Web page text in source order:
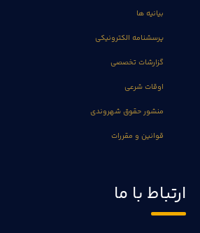
بیانیه ها
پرسشنامه الکترونیکی
گزارشات تخصصی
اوقات شرعی
منشور حقوق شهروندی
قوانین و مقررات
ارتباط با ما